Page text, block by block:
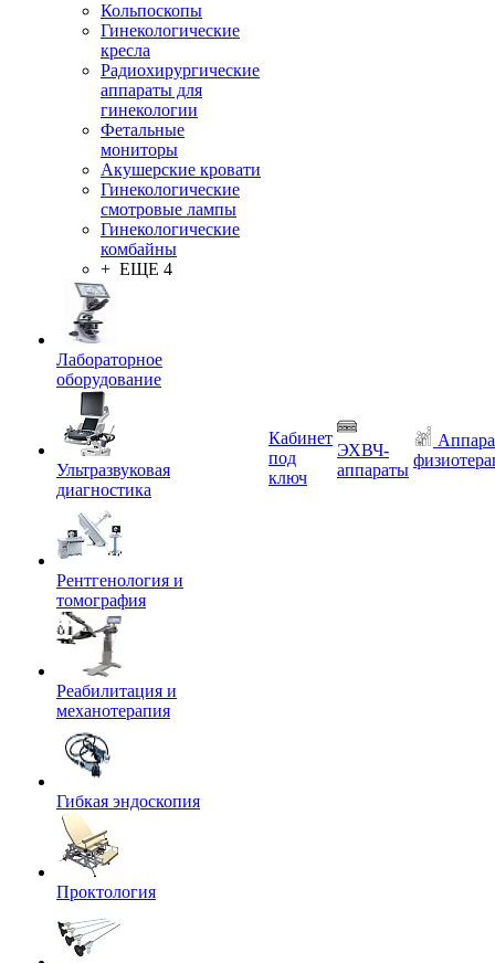
Кольпоскопы
Гинекологические
кресла
Радиохирургические
аппараты для
гинекологии
Фетальные
мониторы
Акушерские кровати
Гинекологические
смотровые лампы
Гинекологические
комбайны
+ ЕЩЕ 4
Лабораторное
оборудование
Ультразвуковая
диагностика
Рентгенология и
томография
Реабилитация и
механотерапия
Гибкая эндоскопия
Проктология
Кабинет
под
ключ
ЭХВЧ-
аппараты